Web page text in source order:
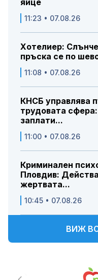
яйце
11:23 • 07.08.26
Хотелиер:
пръска се по
11:08 • 07.08.26
КНСБ управлява
трудовата
заплати...
11:00 • 07.08.26
Криминален
Пловдив:
жертвата...
10:45 • 07.08.26
ВИЖ